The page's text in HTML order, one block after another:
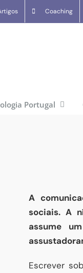
Coaching
Portugal
A
sociais. A
assume
Escrever